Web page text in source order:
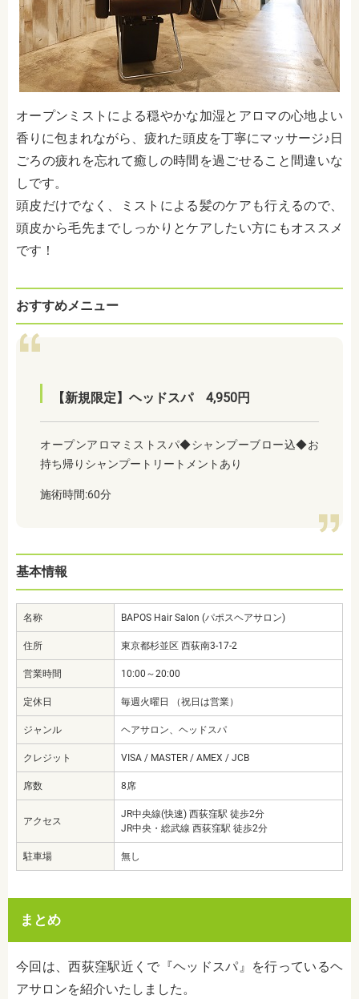
オープンミストによる穏やかな加湿とアロマの心地よい
香りに包まれながら、疲れた頭皮を丁寧にマッサージ♪日
ごろの疲れを忘れて癒しの時間を過ごせること間違いな
しです。
頭皮だけでなく、ミストによる髪のケアも行えるので、
頭皮から毛先までしっかりとケアしたい方にもオススメ
です！
おすすめメニュー
【新規限定】ヘッドスパ 4,950円
オープンアロマミストスパ◆シャンプーブロー込◆お
持ち帰りシャンプートリートメントあり
施術時間:60分
基本情報
名称 BAPOS Hair Salon (パポスヘアサロン)
住所 東京都杉並区 西荻南3-17-2
営業時間 10:00～20:00
定休日 毎週火曜日 （祝日は営業）
ジャンル ヘアサロン、ヘッドスパ
クレジット VISA / MASTER / AMEX / JCB
席数 8席
アクセス
JR中央線(快速) 西荻窪駅 徒歩2分
JR中央・総武線 西荻窪駅 徒歩2分
駐車場 無し
まとめ
今回は、西荻窪駅近くで『ヘッドスパ』を行っているヘ
アサロンを紹介いたしました。